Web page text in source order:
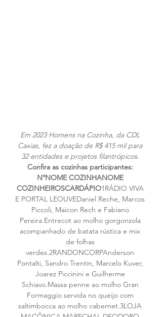
Em 2023 Homens na Cozinha, da CDL
Caxias, fez a doação de R$ 415 mil para
32 entidades e projetos filantrópicos.
Confira as cozinhas participantes:
NºNOME COZINHANOME
COZINHEIROSCARDÁPIO1RÁDIO VIVA
E PORTAL LEOUVEDaniel Reche, Marcos
Piccoli, Maicon Rech e Fabiano
Pereira.Entrecot ao molho gorgonzola
acompanhado de batata rústica e mix
de folhas
verdes.2RANDONCORPAnderson
Pontalti, Sandro Trentin, Marcelo Kuver,
Joarez Piccinini e Guilherme
Schiavo.Massa penne ao molho Gran
Formaggio servida no queijo com
saltimbocca ao molho cabernet.3LOJA